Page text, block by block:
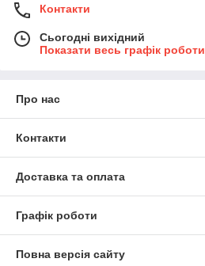
Контакти
Сьогодні вихідний
Показати весь графік роботи
Про нас
Контакти
Доставка та оплата
Графік роботи
Повна версія сайту